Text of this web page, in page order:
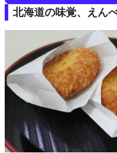
北海道の味覚、えん